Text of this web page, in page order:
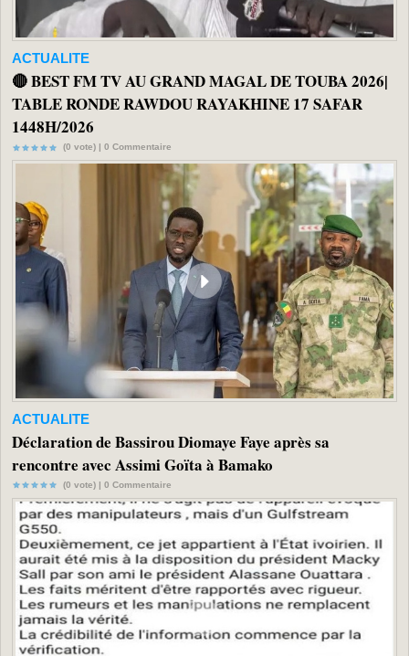
ACTUALITE
🔴 BEST FM TV AU GRAND MAGAL DE TOUBA 2026|
TABLE RONDE RAWDOU RAYAKHINE 17 SAFAR
1448H/2026
(0 vote) | 0 Commentaire
ACTUALITE
Déclaration de Bassirou Diomaye Faye après sa
rencontre avec Assimi Goïta à Bamako
(0 vote) | 0 Commentaire